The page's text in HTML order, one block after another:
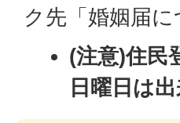
ク先「婚姻届
(注意)住民
日曜日は